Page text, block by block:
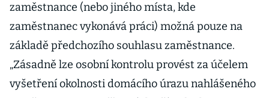
zaměstnance (nebo jiného místa, kde
zaměstnanec vykonává práci) možná pouze na
základě předchozího souhlasu zaměstnance.
„Zásadně lze osobní kontrolu provést za účelem
vyšetření okolnosti domácího úrazu nahlášeného